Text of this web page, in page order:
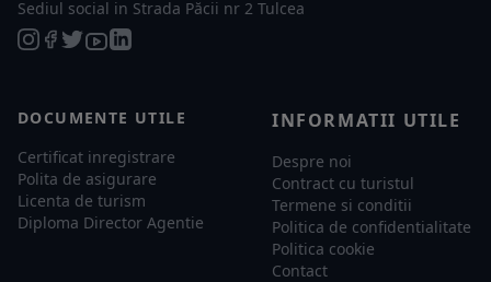
Sediul social in Strada Păcii nr 2 Tulcea
DOCUMENTE UTILE
Certificat inregistrare
Polita de asigurare
Licenta de turism
Diploma Director Agentie
INFORMATII UTILE
Despre noi
Contract cu turistul
Termene si conditii
Politica de confidentialitate
Politica cookie
Contact